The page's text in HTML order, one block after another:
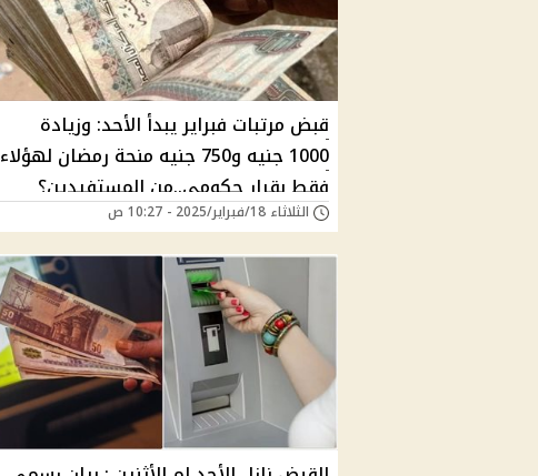
قبض مرتبات فبراير يبدأ الأحد: وزيادة
1000 جنيه و750 جنيه منحة رمضان لهؤلاء
فقط بقرار حكومي..من المستفيدين؟
الثلاثاء 18/فبراير/2025 - 10:27 ص